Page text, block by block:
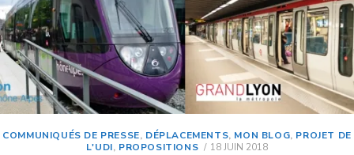
COMMUNIQUÉS DE PRESSE, DÉPLACEMENTS, MON BLOG, PROJET DE
L'UDI, PROPOSITIONS 18 JUIN 2018